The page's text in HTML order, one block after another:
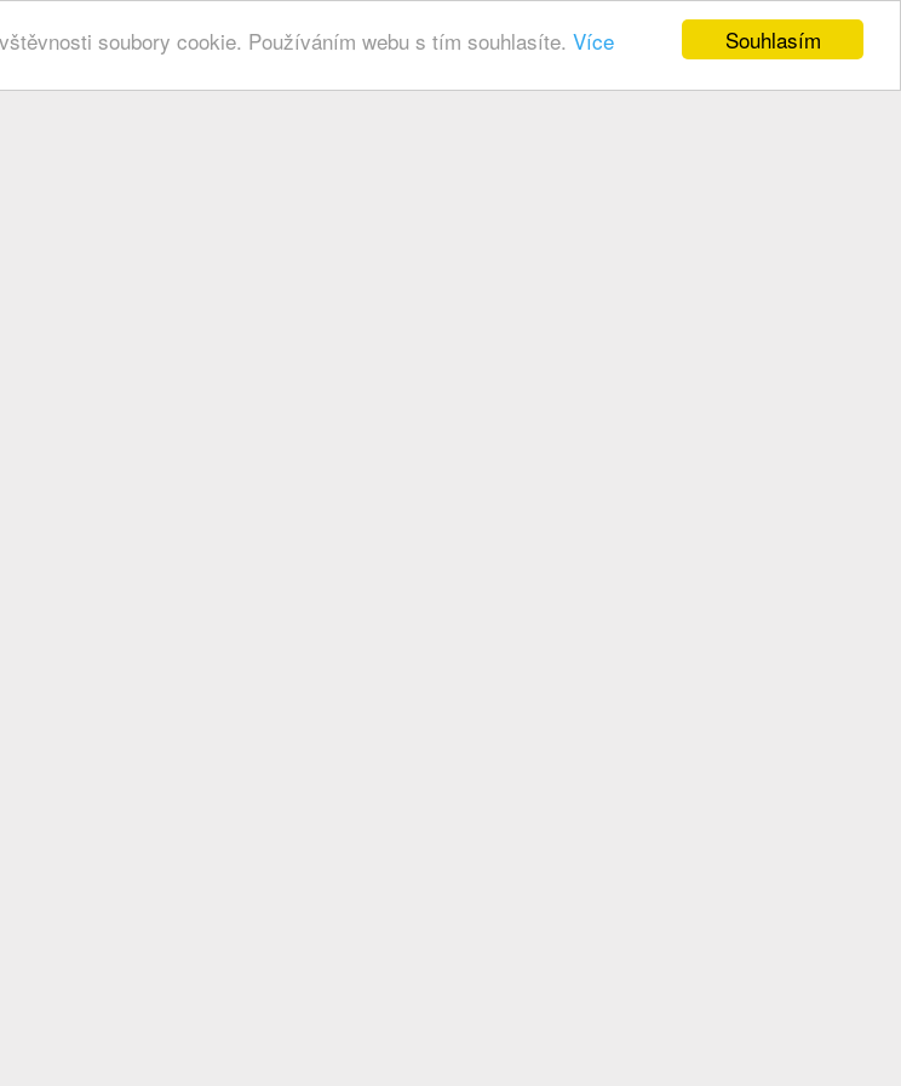
Souhlasím
soubory cookie. Používáním webu s tím souhlasíte. Více